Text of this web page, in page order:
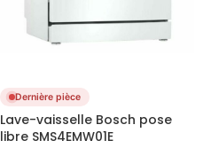
Dernière pièce
Lave-vaisselle Bosch pose
libre SMS4EMW01E